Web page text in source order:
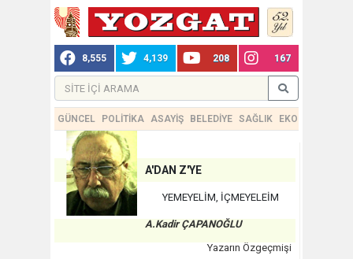
8,555 4,139 208 167
GÜNCEL POLİTİKA ASAYİŞ BELEDİYE SAĞLIK EKONOMİ
A'DAN Z'YE
YEMEYELİM, İÇMEYELEİM
A.Kadir ÇAPANOĞLU
Yazarın Özgeçmişi